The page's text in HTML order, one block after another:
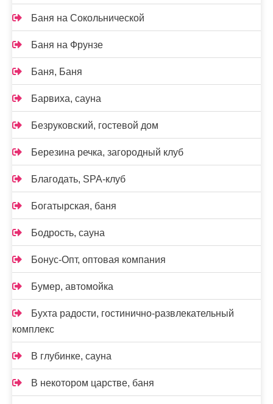
Баня на Сокольнической
Баня на Фрунзе
Баня, Баня
Барвиха, сауна
Безруковский, гостевой дом
Березина речка, загородный клуб
Благодать, SPA-клуб
Богатырская, баня
Бодрость, сауна
Бонус-Опт, оптовая компания
Бумер, автомойка
Бухта радости, гостинично-развлекательный
комплекс
В глубинке, сауна
В некотором царстве, баня